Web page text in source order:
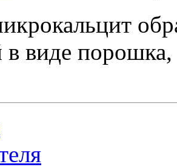
в виде